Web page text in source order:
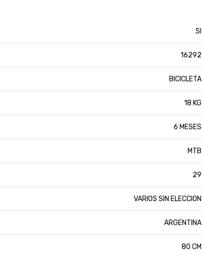
SI
16292
BICICLETA
18 KG
6 MESES
MTB
29
VARIOS SIN ELECCION
ARGENTINA
80 CM